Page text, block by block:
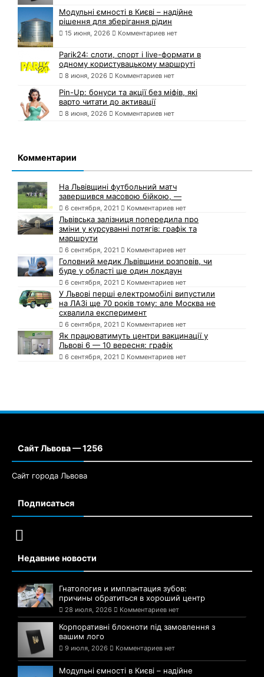
Модульні ємності в Києві – надійне
рішення для зберігання рідин
15 июня, 2026 Комментариев нет
Parik24: слоти, спорт і live-формати в
одному користувацькому маршруті
8 июня, 2026 Комментариев нет
Pin-Up: бонуси та акції без міфів, які
варто читати до активації
8 июня, 2026 Комментариев нет
Комментарии
На Львівщині футбольний матч
завершився масовою бійкою, —
6 сентября, 2021 Комментариев нет
Львівська залізниця попередила про
зміни у курсуванні потягів: графік та
маршрути
6 сентября, 2021 Комментариев нет
Головний медик Львівщини розповів, чи
буде у області ще один локдаун
6 сентября, 2021 Комментариев нет
У Львові перші електромобілі випустили
на ЛАЗі ще 70 років тому: але Москва не
схвалила експеримент
6 сентября, 2021 Комментариев нет
Як працюватимуть центри вакцинації у
Львові 6 — 10 вересня: графік
6 сентября, 2021 Комментариев нет
Сайт Львова — 1256
Сайт города Львова
Подписаться
Недавние новости
Гнатология и имплантация зубов:
причины обратиться в хороший центр
28 июля, 2026 Комментариев нет
Корпоративні блокноти під замовлення з
вашим лого
9 июля, 2026 Комментариев нет
Модульні ємності в Києві – надійне